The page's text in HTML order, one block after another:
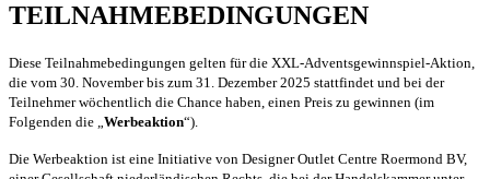
TEILNAHMEBEDINGUNGEN
Diese Teilnahmebedingungen gelten für die XXL-Adventsgewinnspiel-Aktion,
die vom 30. November bis zum 31. Dezember 2025 stattfindet und bei der
Teilnehmer wöchentlich die Chance haben, einen Preis zu gewinnen (im
Folgenden die „Werbeaktion“).
Die Werbeaktion ist eine Initiative von Designer Outlet Centre Roermond BV,